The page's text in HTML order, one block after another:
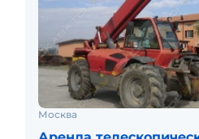
Москва